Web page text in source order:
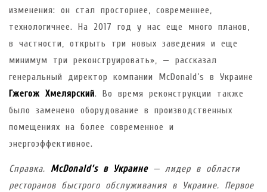
изменения: он стал просторнее, современнее,
технологичнее. На 2017 год у нас еще много планов,
в частности, открыть три новых заведения и еще
минимум три реконструировать», — рассказал
генеральный директор компании McDonald’s в Украине
Гжегож Хмелярский. Во время реконструкции также
было заменено оборудование в производственных
помещениях на более современное и
энергоэффективное.
Справка. McDonald’s в Украине— лидер в области
ресторанов быстрого обслуживания в Украине. Первое